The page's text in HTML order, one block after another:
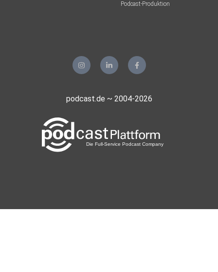
Podcast-Produktion
podcast.de ~ 2004-2026